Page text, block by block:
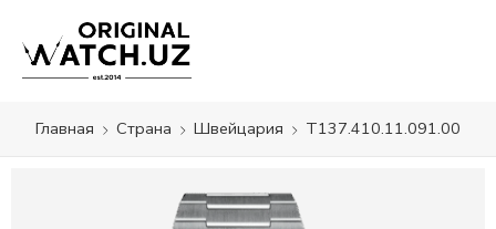
Главная Страна Швейцария T137.410.11.091.00